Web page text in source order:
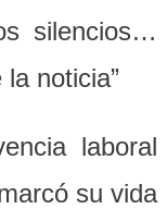
silencios…
noticia”
laboral
su vida